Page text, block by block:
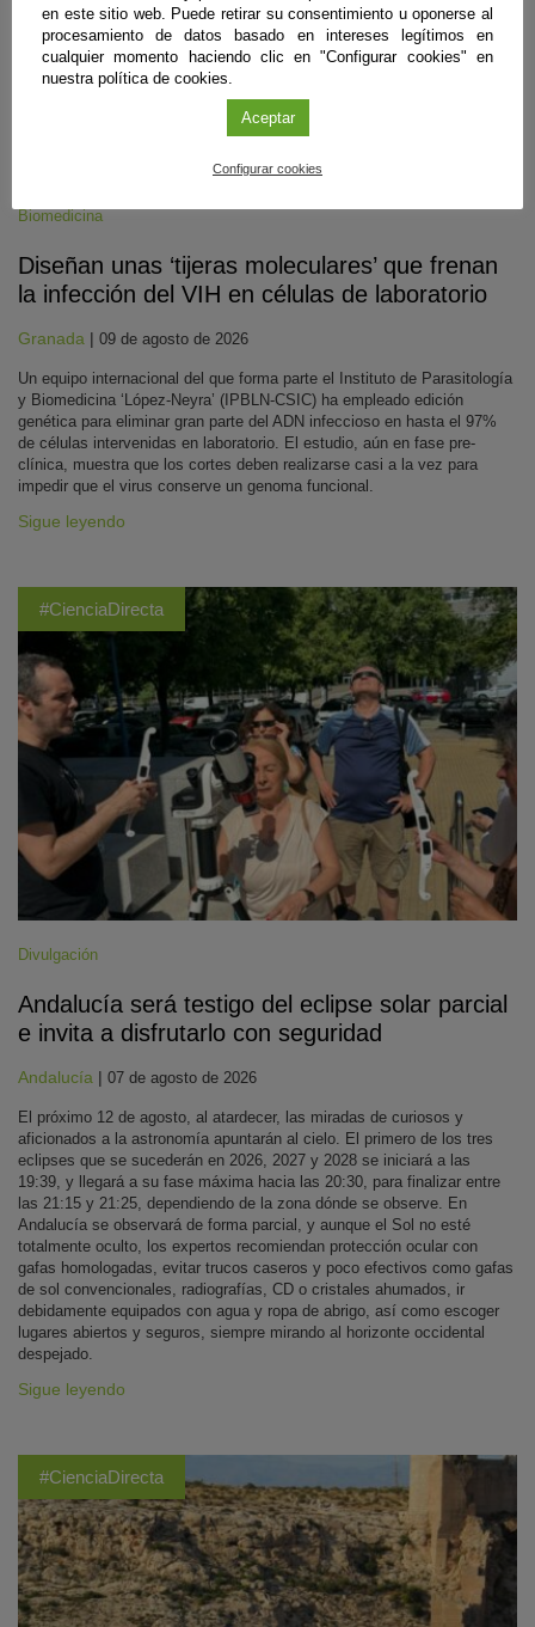
Biomedicina
Diseñan unas ‘tijeras moleculares’ que frenan
la infección del VIH en células de laboratorio
Granada | 09 de agosto de 2026
Un equipo internacional del que forma parte el Instituto de Parasitología
y Biomedicina ‘López-Neyra’ (IPBLN-CSIC) ha empleado edición
genética para eliminar gran parte del ADN infeccioso en hasta el 97%
de células intervenidas en laboratorio. El estudio, aún en fase pre-
clínica, muestra que los cortes deben realizarse casi a la vez para
impedir que el virus conserve un genoma funcional.
Sigue leyendo
#CienciaDirecta
Divulgación
Andalucía será testigo del eclipse solar parcial
e invita a disfrutarlo con seguridad
Andalucía | 07 de agosto de 2026
El próximo 12 de agosto, al atardecer, las miradas de curiosos y
aficionados a la astronomía apuntarán al cielo. El primero de los tres
eclipses que se sucederán en 2026, 2027 y 2028 se iniciará a las
19:39, y llegará a su fase máxima hacia las 20:30, para finalizar entre
las 21:15 y 21:25, dependiendo de la zona dónde se observe. En
Andalucía se observará de forma parcial, y aunque el Sol no esté
totalmente oculto, los expertos recomiendan protección ocular con
gafas homologadas, evitar trucos caseros y poco efectivos como gafas
de sol convencionales, radiografías, CD o cristales ahumados, ir
debidamente equipados con agua y ropa de abrigo, así como escoger
lugares abiertos y seguros, siempre mirando al horizonte occidental
despejado.
Sigue leyendo
#CienciaDirecta
en este sitio web. Puede retirar su consentimiento u oponerse al
procesamiento de datos basado en intereses legítimos en
cualquier momento haciendo clic en "Configurar cookies" en
nuestra política de cookies.
Aceptar
Configurar cookies